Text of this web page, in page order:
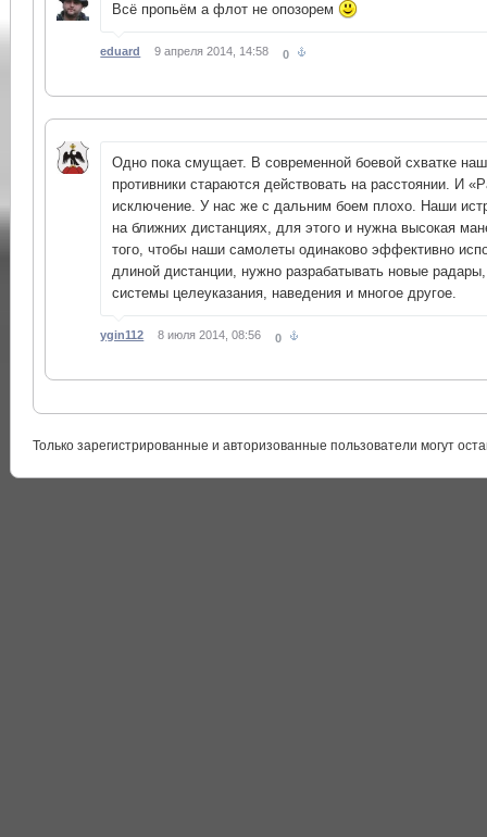
Всё пропьём а флот не опозорем
eduard 9 апреля 2014, 14:58 0
Одно пока смущает. В современной боевой схватке
противники стараются действовать на расстоянии. И
исключение. У нас же с дальним боем плохо. Наши
на ближних дистанциях, для этого и нужна высокая
того, чтобы наши самолеты одинаково эффективно
длиной дистанции, нужно разрабатывать новые
системы целеуказания, наведения и многое другое.
ygin112 8 июля 2014, 08:56 0
Только зарегистрированные и авторизованные пользователи могут